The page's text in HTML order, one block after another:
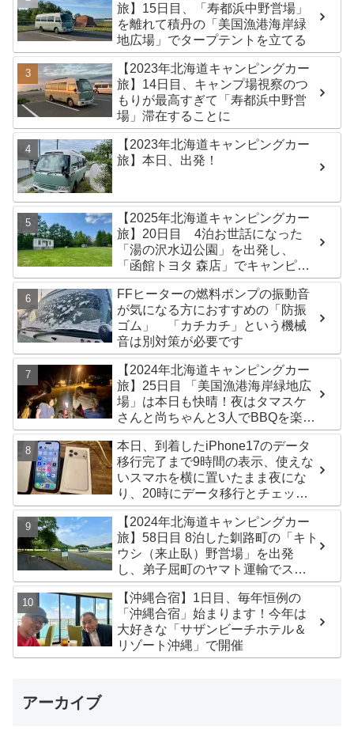
旅】15日目、「寿都浜中野営場」
を離れて積丹の「美国漁港海岸緑
地広場」でタープテントを立てる
【2023年北海道キャンピングカー
旅】14日目、キャンプ場視察のつ
もりが最高すぎて「寿都浜中野営
場」滞在することに
【2023年北海道キャンピングカー
旅】本日、出発！
【2025年北海道キャンピングカー
旅】20日目 4泊お世話になった
「湯の沢水辺公園」を出発し、
「函館トヨタ 森店」でキャンピン
グカーのオイル交換完了！今日は
伊達市の「徳舜瞥山麓キャンプ
場」へ
FFヒーターの燃料ポンプの振動音
が気になる方におすすめの「防振
ゴム」 「カチカチ」という機械
音は別対策が必要です
【2024年北海道キャンピングカー
旅】25日目 「美国漁港海岸緑地広
場」は本日も快晴！夜はタマスケ
さんと尚ちゃんと3人でBBQを楽し
みました♪
本日、到着したiPhone17のデータ
移行完了まで9時間の表示、使えな
いスマホを横に置いたまま夜にな
り、20時にデータ移行とチェック
が無事完了！午後からの写真がほ
ぼありません^^;
【2024年北海道キャンピングカー
旅】58日目 8泊した釧路町の「キト
ウシ（来止臥）野営場」を出発
し、弟子屈町のヤマト運輸でステ
ッカー受け取り！今日は北見市の
無料キャンプ場「つつじ公園キャ
ンプ場」まで
【沖縄合宿】1日目、毎年恒例の
「沖縄合宿」始まります！今年は
大好きな「サザンビーチホテル＆
リゾート沖縄」で開催
アーカイブ